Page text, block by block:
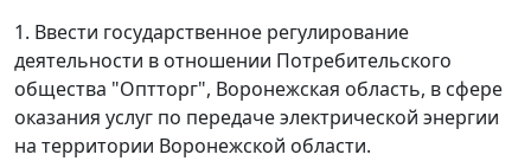
1. Ввести государственное регулирование
деятельности в отношении Потребительского
общества "Оптторг", Воронежская область, в сфере
оказания услуг по передаче электрической энергии
на территории Воронежской области.